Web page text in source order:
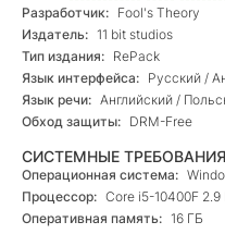
Разработчик: Fool's Theory
Издатель: 11 bit studios
Тип издания: RePack
Язык интерфейса: Русский /
Язык речи: Английский /
Обход защиты: DRM-Free
СИСТЕМНЫЕ ТРЕБОВАНИЯ
Операционная система:
Процессор: Core i5-10400F
Оперативная память: 16 ГБ